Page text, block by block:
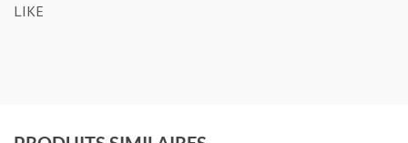
LIKE